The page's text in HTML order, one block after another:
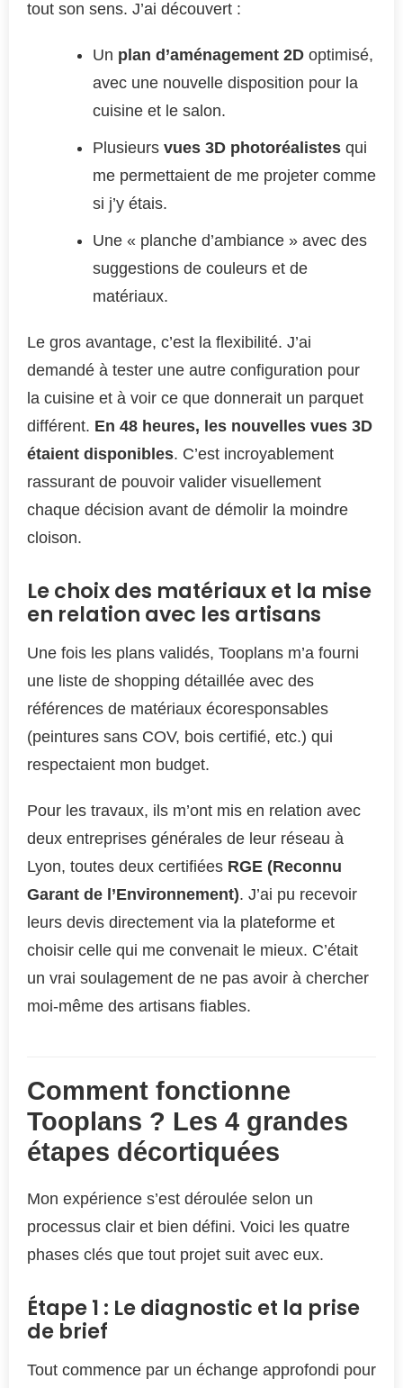
tout son sens. J’ai découvert :
Un plan d’aménagement 2Doptimisé,
avec une nouvelle disposition pour la
cuisine et le salon.
Plusieurs vues 3D photoréalistesqui
me permettaient de me projeter comme
si j’y étais.
Une « planche d’ambiance » avec des
suggestions de couleurs et de
matériaux.
Le gros avantage, c’est la flexibilité. J’ai
demandé à tester une autre configuration pour
la cuisine et à voir ce que donnerait un parquet
différent. En 48 heures, les nouvelles vues 3D
étaient disponibles. C’est incroyablement
rassurant de pouvoir valider visuellement
chaque décision avant de démolir la moindre
cloison.
Le choix des matériaux et la mise
en relation avec les artisans
Une fois les plans validés, Tooplans m’a fourni
une liste de shopping détaillée avec des
références de matériaux écoresponsables
(peintures sans COV, bois certifié, etc.) qui
respectaient mon budget.
Pour les travaux, ils m’ont mis en relation avec
deux entreprises générales de leur réseau à
Lyon, toutes deux certifiées RGE (Reconnu
Garant de l’Environnement). J’ai pu recevoir
leurs devis directement via la plateforme et
choisir celle qui me convenait le mieux. C’était
un vrai soulagement de ne pas avoir à chercher
moi-même des artisans fiables.
Comment fonctionne
Tooplans ? Les 4 grandes
étapes décortiquées
Mon expérience s’est déroulée selon un
processus clair et bien défini. Voici les quatre
phases clés que tout projet suit avec eux.
Étape 1 : Le diagnostic et la prise
de brief
Tout commence par un échange approfondi pour